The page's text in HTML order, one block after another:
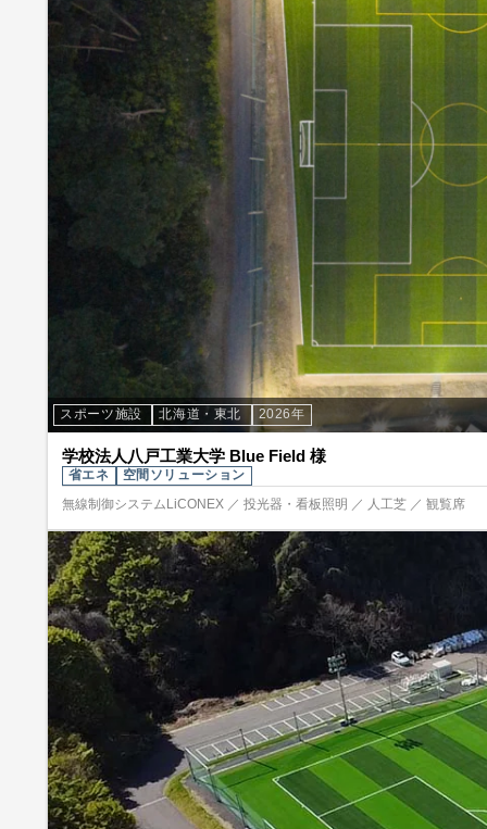
スポーツ施設 北海道・東北 2026年
学校法人八戸工業大学 Blue Field 様
省エネ
空間ソリューション
無線制御システムLiCONEX ／ 投光器・看板照明 ／ 人工芝 ／ 観覧席